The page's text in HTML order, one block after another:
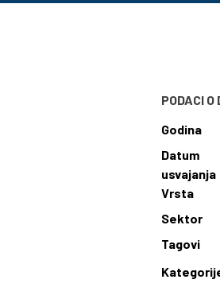
PODACI O
Godina
Datum
usvajanja
Vrsta
Sektor
Tagovi